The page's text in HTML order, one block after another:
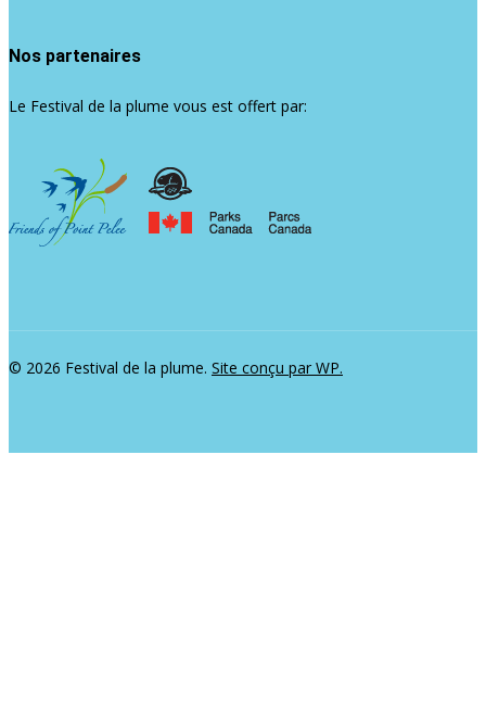
Nos partenaires
Le Festival de la plume vous est offert par:
© 2026 Festival de la plume. Site conçu par WP.